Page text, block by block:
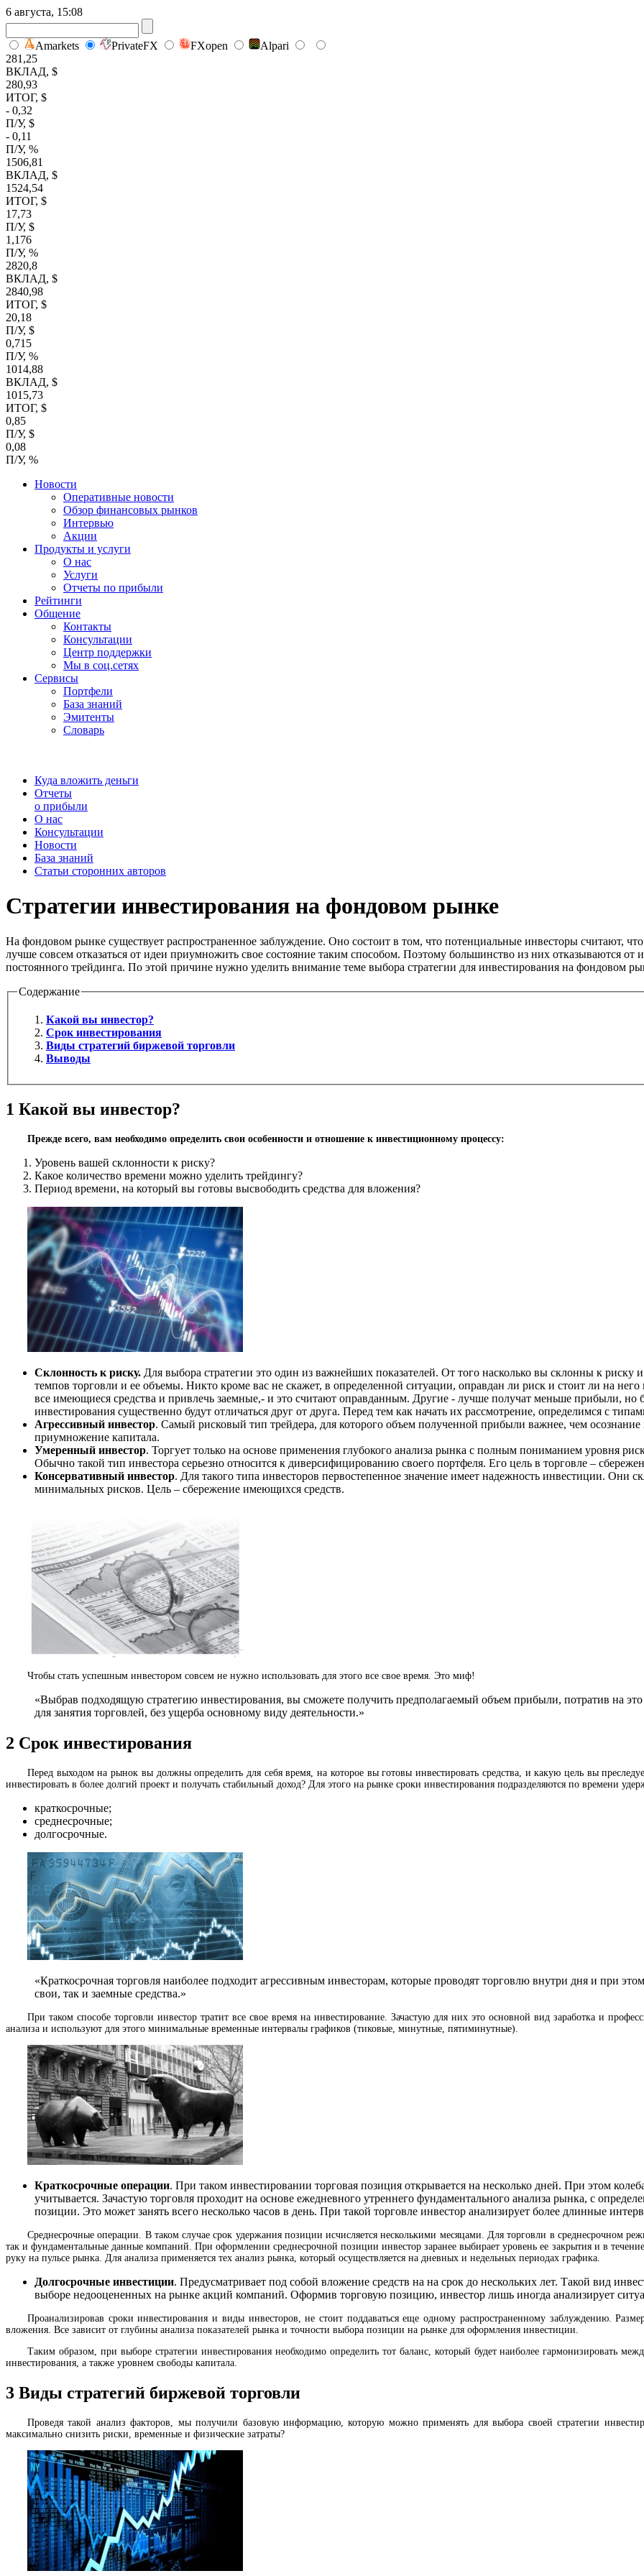
6 августа, 15:08
Amarkets PrivateFX FXopen
Alpari
281,25
ВКЛАД, $
280,93
ИТОГ, $
- 0,32
П/У, $
- 0,11
П/У, %
1506,81
ВКЛАД, $
1524,54
ИТОГ, $
17,73
П/У, $
1,176
П/У, %
2820,8
ВКЛАД, $
2840,98
ИТОГ, $
20,18
П/У, $
0,715
П/У, %
1014,88
ВКЛАД, $
1015,73
ИТОГ, $
0,85
П/У, $
0,08
П/У, %
Новости
Оперативные новости
Обзор финансовых рынков
Интервью
Акции
Продукты и услуги
О нас
Услуги
Отчеты по прибыли
Рейтинги
Общение
Контакты
Консультации
Центр поддержки
Мы в соц.сетях
Сервисы
Портфели
База знаний
Эмитенты
Словарь
Куда вложить деньги
Отчеты
о прибыли
О нас
Консультации
Новости
База знаний
Статьи сторонних авторов
Стратегии инвестирования на фондовом рынке
На фондовом рынке существует распространенное заблуждение. Оно состоит в том, что потенциальные инвесторы считают,
лучше совсем отказаться от идеи приумножить свое состояние таким способом. Поэтому большинство из них отказываются от
постоянного трейдинга. По этой причине нужно уделить внимание теме выбора стратегии для инвестирования на фондовом
Содержание
Какой вы инвестор?
Срок инвестирования
Виды стратегий биржевой торговли
Выводы
1 Какой вы инвестор?
Прежде всего, вам необходимо определить свои особенности и отношение к инвестиционному процессу:
Уровень вашей склонности к риску?
Какое количество времени можно уделить трейдингу?
Период времени, на который вы готовы высвободить средства для вложения?
Склонность к риску. Для выбора стратегии это один из важнейших показателей. От того насколько вы склонны к
темпов торговли и ее объемы. Никто кроме вас не скажет, в определенной ситуации, оправдан ли риск и стоит ли на
все имеющиеся средства и привлечь заемные,- и это считают оправданным. Другие - лучше получат меньше прибыли, но
инвестирования существенно будут отличаться друг от друга. Перед тем как начать их рассмотрение, определимся с
Агрессивный инвестор. Самый рисковый тип трейдера, для которого объем полученной прибыли важнее, чем
приумножение капитала.
Умеренный инвестор. Торгует только на основе применения глубокого анализа рынка с полным пониманием уровня
Обычно такой тип инвестора серьезно относится к диверсифицированию своего портфеля. Его цель в торговле –
Консервативный инвестор. Для такого типа инвесторов первостепенное значение имеет надежность инвестиции.
минимальных рисков. Цель – сбережение имеющихся средств.
Чтобы стать успешным инвестором совсем не нужно использовать для этого все свое время. Это миф!
«Выбрав подходящую стратегию инвестирования, вы сможете получить предполагаемый объем прибыли, потратив на
для занятия торговлей, без ущерба основному виду деятельности.»
2 Срок инвестирования
Перед выходом на рынок вы должны определить для себя время, на которое вы готовы инвестировать средства, и какую цель вы
инвестировать в более долгий проект и получать стабильный доход? Для этого на рынке сроки инвестирования подразделяются по времени
краткосрочные;
среднесрочные;
долгосрочные.
«Краткосрочная торговля наиболее подходит агрессивным инвесторам, которые проводят торговлю внутри дня и при
свои, так и заемные средства.»
При таком способе торговли инвестор тратит все свое время на инвестирование. Зачастую для них это основной вид заработка и
анализа и используют для этого минимальные временные интервалы графиков (тиковые, минутные, пятиминутные).
Краткосрочные операции. При таком инвестировании торговая позиция открывается на несколько дней. При этом
учитывается. Зачастую торговля проходит на основе ежедневного утреннего фундаментального анализа рынка, с
позиции. Это может занять всего несколько часов в день. При такой торговле инвестор анализирует более длинные
Среднесрочные операции. В таком случае срок удержания позиции исчисляется несколькими месяцами. Для торговли в среднесрочном
так и фундаментальные данные компаний. При оформлении среднесрочной позиции инвестор заранее выбирает уровень ее закрытия и в
руку на пульсе рынка. Для анализа применяется тех анализ рынка, который осуществляется на дневных и недельных периодах графика.
Долгосрочные инвестиции. Предусматривает под собой вложение средств на на срок до нескольких лет. Такой вид
выборе недооцененных на рынке акций компаний. Оформив торговую позицию, инвестор лишь иногда анализирует
Проанализировав сроки инвестирования и виды инвесторов, не стоит поддаваться еще одному распространенному заблуждению.
вложения. Все зависит от глубины анализа показателей рынка и точности выбора позиции на рынке для оформления инвестиции.
Таким образом, при выборе стратегии инвестирования необходимо определить тот баланс, который будет наиболее гармонизировать
инвестирования, а также уровнем свободы капитала.
3 Виды стратегий биржевой торговли
Проведя такой анализ факторов, мы получили базовую информацию, которую можно применять для выбора своей стратегии
максимально снизить риски, временные и физические затраты?